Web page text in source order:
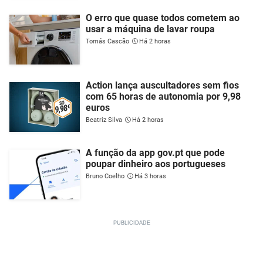
O erro que quase todos cometem ao
usar a máquina de lavar roupa
Tomás Cascão Há 2 horas
Action lança auscultadores sem fios
com 65 horas de autonomia por 9,98
euros
Beatriz Silva Há 2 horas
A função da app gov.pt que pode
poupar dinheiro aos portugueses
Bruno Coelho Há 3 horas